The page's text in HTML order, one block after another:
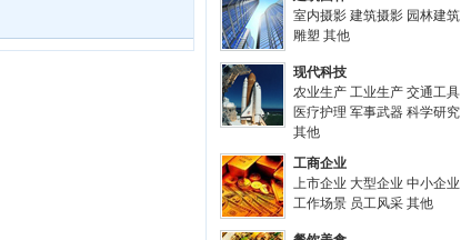
室内摄影 建筑摄影 园林建筑
雕塑 其他
现代科技
农业生产 工业生产 交通工具
医疗护理 军事武器 科学研究
其他
工商企业
上市企业 大型企业 中小企业
工作场景 员工风采 其他